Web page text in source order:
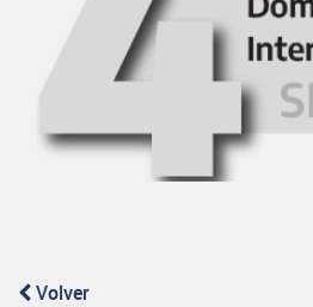
Volver